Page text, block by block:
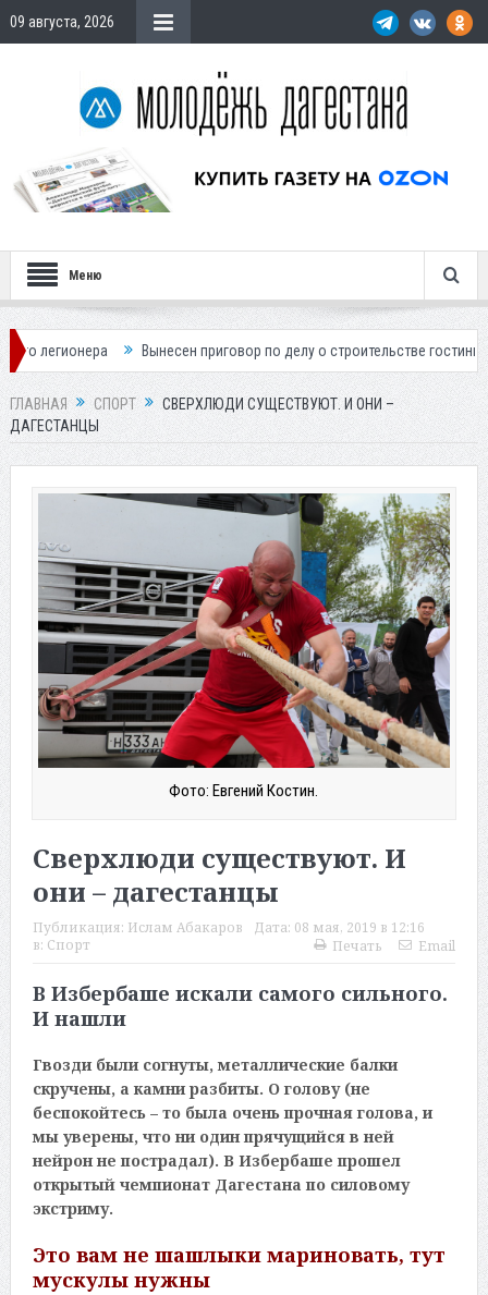
09 августа, 2026
Меню
Вынесен приговор по делу о строительстве гостиницы у Ханагского
ГЛАВНАЯ СПОРТ
СВЕРХЛЮДИ СУЩЕСТВУЮТ. И ОНИ –
ДАГЕСТАНЦЫ
Фото: Евгений Костин.
Сверхлюди существуют. И
они – дагестанцы
Публикация: Ислам Абакаров Дата: 08 мая, 2019 в 12:16
в: Спорт Печать Email
В Избербаше искали самого сильного.
И нашли
Гвозди были согнуты, металлические балки
скручены, а камни разбиты. О голову (не
беспокойтесь – то была очень прочная голова, и
мы уверены, что ни один прячущийся в ней
нейрон не пострадал). В Избербаше прошел
открытый чемпионат Дагестана по силовому
экстриму.
Это вам не шашлыки мариновать, тут
мускулы нужны